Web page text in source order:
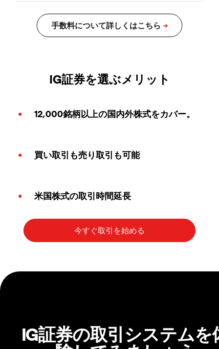
IG証券を選ぶメリット
12,000銘柄以上の国内外株式をカバー。
買い取引も売り取引も可能
米国株式の取引時間延長
IG証券の取引システムを